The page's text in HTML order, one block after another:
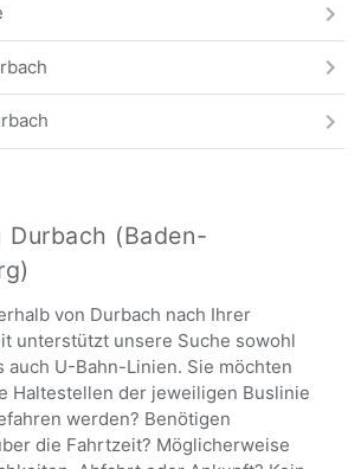
Durbach
Ebersweier
Durbach
Durbach
Durbach (Baden-
von Durbach nach Ihrer
unterstützt unsere Suche sowohl
auch U-Bahn-Linien. Sie möchten
Haltestellen der jeweiligen Buslinie
werden? Benötigen
die Fahrtzeit? Möglicherweise